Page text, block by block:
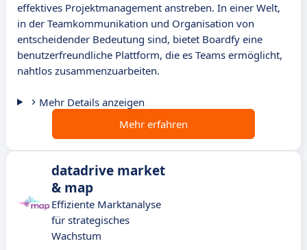
effektives Projektmanagement anstreben. In einer Welt,
in der Teamkommunikation und Organisation von
entscheidender Bedeutung sind, bietet Boardfy eine
benutzerfreundliche Plattform, die es Teams ermöglicht,
nahtlos zusammenzuarbeiten.
Mehr Details anzeigen
Mehr erfahren
datadrive market
& map
Effiziente Marktanalyse
für strategisches
Wachstum